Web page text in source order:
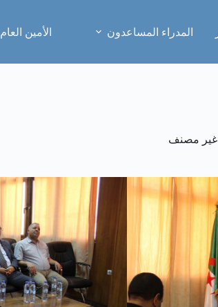
المدراء المساعدون الأمين العام
غير مصنف